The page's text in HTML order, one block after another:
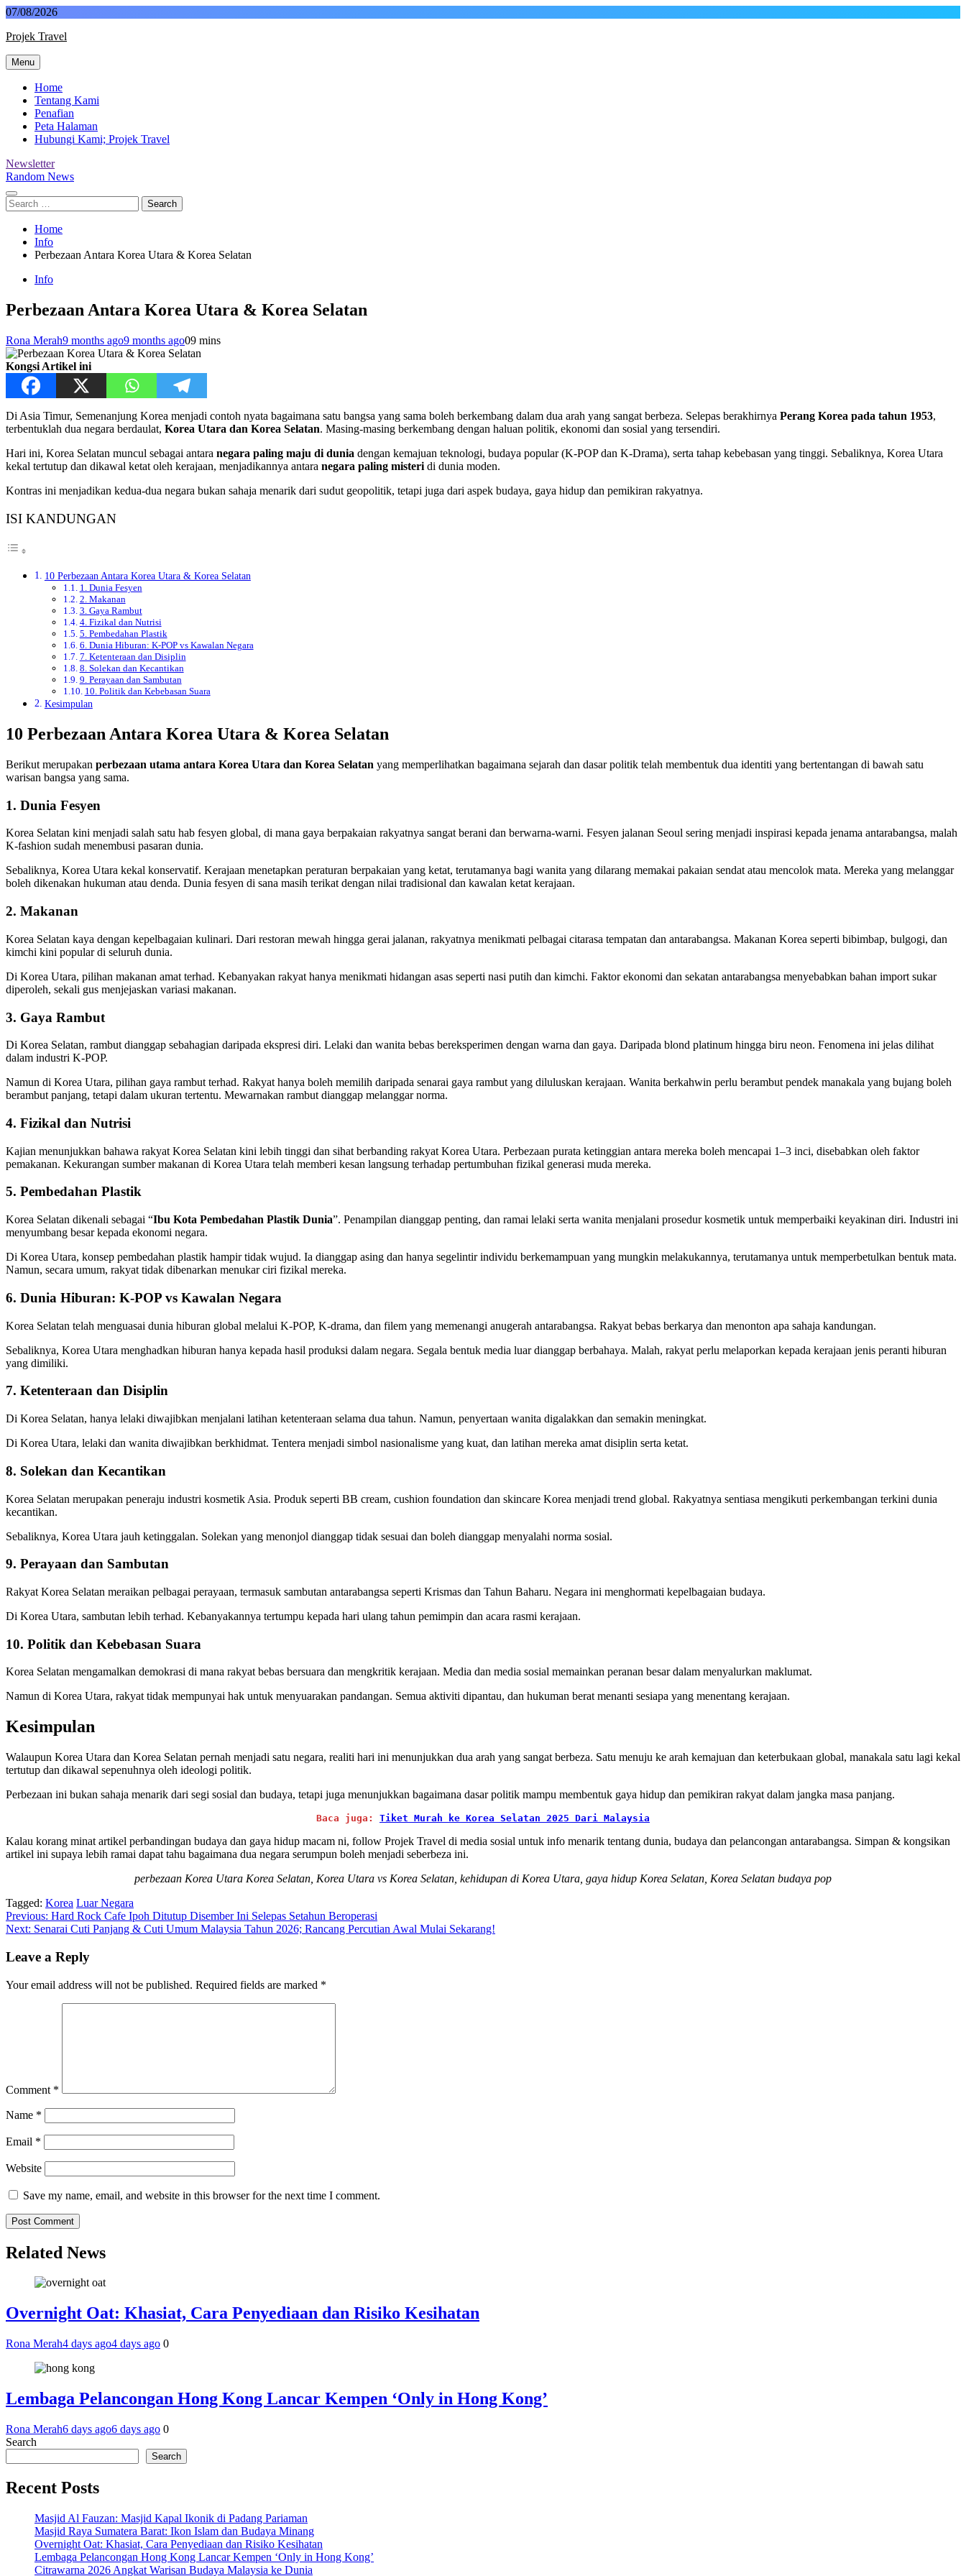
Skip
content
07/08/2026
Projek Travel
Malaysia Travel Portal
Menu
Home
Tentang Kami
Penafian
Peta Halaman
Hubungi Kami; Projek Travel
Newsletter
Random News
Search
for:
Home
Info
Perbezaan Antara Korea Utara & Korea Selatan
Info
Perbezaan Antara Korea Utara & Korea Selatan
Rona Merah9 months ago9 months ago09 mins
Kongsi Artikel ini
Di Asia Timur, Semenanjung Korea menjadi contoh nyata bagaimana satu bangsa yang sama boleh berkembang dalam dua arah yang sangat berbeza. Selepas berakhirnya Perang Korea pada tahun 1953,
terbentuklah dua negara berdaulat, Korea Utara dan Korea Selatan. Masing-masing berkembang dengan haluan politik, ekonomi dan sosial yang tersendiri.
Hari ini, Korea Selatan muncul sebagai antara negara paling maju di dunia dengan kemajuan teknologi, budaya popular (K-POP dan K-Drama), serta tahap kebebasan yang tinggi. Sebaliknya, Korea Utara
kekal tertutup dan dikawal ketat oleh kerajaan, menjadikannya antara negara paling misteri di dunia moden.
Kontras ini menjadikan kedua-dua negara bukan sahaja menarik dari sudut geopolitik, tetapi juga dari aspek budaya, gaya hidup dan pemikiran rakyatnya.
ISI KANDUNGAN
10 Perbezaan Antara Korea Utara & Korea Selatan
1. Dunia Fesyen
2. Makanan
3. Gaya Rambut
4. Fizikal dan Nutrisi
5. Pembedahan Plastik
6. Dunia Hiburan: K-POP vs Kawalan Negara
7. Ketenteraan dan Disiplin
8. Solekan dan Kecantikan
9. Perayaan dan Sambutan
10. Politik dan Kebebasan Suara
Kesimpulan
10 Perbezaan Antara Korea Utara & Korea Selatan
Berikut merupakan perbezaan utama antara Korea Utara dan Korea Selatan yang memperlihatkan bagaimana sejarah dan dasar politik telah membentuk dua identiti yang bertentangan di bawah satu
warisan bangsa yang sama.
1. Dunia Fesyen
Korea Selatan kini menjadi salah satu hab fesyen global, di mana gaya berpakaian rakyatnya sangat berani dan berwarna-warni. Fesyen jalanan Seoul sering menjadi inspirasi kepada jenama antarabangsa, malah
K-fashion sudah menembusi pasaran dunia.
Sebaliknya, Korea Utara kekal konservatif. Kerajaan menetapkan peraturan berpakaian yang ketat, terutamanya bagi wanita yang dilarang memakai pakaian sendat atau mencolok mata. Mereka yang melanggar
boleh dikenakan hukuman atau denda. Dunia fesyen di sana masih terikat dengan nilai tradisional dan kawalan ketat kerajaan.
2. Makanan
Korea Selatan kaya dengan kepelbagaian kulinari. Dari restoran mewah hingga gerai jalanan, rakyatnya menikmati pelbagai citarasa tempatan dan antarabangsa. Makanan Korea seperti bibimbap, bulgogi, dan
kimchi kini popular di seluruh dunia.
Di Korea Utara, pilihan makanan amat terhad. Kebanyakan rakyat hanya menikmati hidangan asas seperti nasi putih dan kimchi. Faktor ekonomi dan sekatan antarabangsa menyebabkan bahan import sukar
diperoleh, sekali gus menjejaskan variasi makanan.
3. Gaya Rambut
Di Korea Selatan, rambut dianggap sebahagian daripada ekspresi diri. Lelaki dan wanita bebas bereksperimen dengan warna dan gaya. Daripada blond platinum hingga biru neon. Fenomena ini jelas dilihat
dalam industri K-POP.
Namun di Korea Utara, pilihan gaya rambut terhad. Rakyat hanya boleh memilih daripada senarai gaya rambut yang diluluskan kerajaan. Wanita berkahwin perlu berambut pendek manakala yang bujang boleh
berambut panjang, tetapi dalam ukuran tertentu. Mewarnakan rambut dianggap melanggar norma.
4. Fizikal dan Nutrisi
Kajian menunjukkan bahawa rakyat Korea Selatan kini lebih tinggi dan sihat berbanding rakyat Korea Utara. Perbezaan purata ketinggian antara mereka boleh mencapai 1–3 inci, disebabkan oleh faktor
pemakanan. Kekurangan sumber makanan di Korea Utara telah memberi kesan langsung terhadap pertumbuhan fizikal generasi muda mereka.
5. Pembedahan Plastik
Korea Selatan dikenali sebagai “Ibu Kota Pembedahan Plastik Dunia”. Penampilan dianggap penting, dan ramai lelaki serta wanita menjalani prosedur kosmetik untuk memperbaiki keyakinan diri. Industri ini
menyumbang besar kepada ekonomi negara.
Di Korea Utara, konsep pembedahan plastik hampir tidak wujud. Ia dianggap asing dan hanya segelintir individu berkemampuan yang mungkin melakukannya, terutamanya untuk memperbetulkan bentuk mata.
Namun, secara umum, rakyat tidak dibenarkan menukar ciri fizikal mereka.
6. Dunia Hiburan: K-POP vs Kawalan Negara
Korea Selatan telah menguasai dunia hiburan global melalui K-POP, K-drama, dan filem yang memenangi anugerah antarabangsa. Rakyat bebas berkarya dan menonton apa sahaja kandungan.
Sebaliknya, Korea Utara menghadkan hiburan hanya kepada hasil produksi dalam negara. Segala bentuk media luar dianggap berbahaya. Malah, rakyat perlu melaporkan kepada kerajaan jenis peranti hiburan
yang dimiliki.
7. Ketenteraan dan Disiplin
Di Korea Selatan, hanya lelaki diwajibkan menjalani latihan ketenteraan selama dua tahun. Namun, penyertaan wanita digalakkan dan semakin meningkat.
Di Korea Utara, lelaki dan wanita diwajibkan berkhidmat. Tentera menjadi simbol nasionalisme yang kuat, dan latihan mereka amat disiplin serta ketat.
8. Solekan dan Kecantikan
Korea Selatan merupakan peneraju industri kosmetik Asia. Produk seperti BB cream, cushion foundation dan skincare Korea menjadi trend global. Rakyatnya sentiasa mengikuti perkembangan terkini dunia
kecantikan.
Sebaliknya, Korea Utara jauh ketinggalan. Solekan yang menonjol dianggap tidak sesuai dan boleh dianggap menyalahi norma sosial.
9. Perayaan dan Sambutan
Rakyat Korea Selatan meraikan pelbagai perayaan, termasuk sambutan antarabangsa seperti Krismas dan Tahun Baharu. Negara ini menghormati kepelbagaian budaya.
Di Korea Utara, sambutan lebih terhad. Kebanyakannya tertumpu kepada hari ulang tahun pemimpin dan acara rasmi kerajaan.
10. Politik dan Kebebasan Suara
Korea Selatan mengamalkan demokrasi di mana rakyat bebas bersuara dan mengkritik kerajaan. Media dan media sosial memainkan peranan besar dalam menyalurkan maklumat.
Namun di Korea Utara, rakyat tidak mempunyai hak untuk menyuarakan pandangan. Semua aktiviti dipantau, dan hukuman berat menanti sesiapa yang menentang kerajaan.
Kesimpulan
Walaupun Korea Utara dan Korea Selatan pernah menjadi satu negara, realiti hari ini menunjukkan dua arah yang sangat berbeza. Satu menuju ke arah kemajuan dan keterbukaan global, manakala satu lagi kekal
tertutup dan dikawal sepenuhnya oleh ideologi politik.
Perbezaan ini bukan sahaja menarik dari segi sosial dan budaya, tetapi juga menunjukkan bagaimana dasar politik mampu membentuk gaya hidup dan pemikiran rakyat dalam jangka masa panjang.
Baca juga: Tiket Murah ke Korea Selatan 2025 Dari Malaysia
Kalau korang minat artikel perbandingan budaya dan gaya hidup macam ni, follow Projek Travel di media sosial untuk info menarik tentang dunia, budaya dan pelancongan antarabangsa. Simpan & kongsikan
artikel ini supaya lebih ramai dapat tahu bagaimana dua negara serumpun boleh menjadi seberbeza ini.
perbezaan Korea Utara Korea Selatan, Korea Utara vs Korea Selatan, kehidupan di Korea Utara, gaya hidup Korea Selatan, Korea Selatan budaya pop
Tagged: Korea Luar Negara
Post
navigation
Previous: Hard Rock Cafe Ipoh Ditutup Disember Ini Selepas Setahun Beroperasi
Next: Senarai Cuti Panjang & Cuti Umum Malaysia Tahun 2026; Rancang Percutian Awal Mulai Sekarang!
Leave a Reply
Your email address will not be published. Required fields are marked *
Comment *
Name *
Email *
Website
Save my name, email, and website in this browser for the next time I comment.
Related News
Overnight Oat: Khasiat, Cara Penyediaan dan Risiko Kesihatan
Rona Merah4 days ago4 days ago 0
Lembaga Pelancongan Hong Kong Lancar Kempen ‘Only in Hong Kong’
Rona Merah6 days ago6 days ago 0
Search
Search
Recent Posts
Masjid Al Fauzan: Masjid Kapal Ikonik di Padang Pariaman
Masjid Raya Sumatera Barat: Ikon Islam dan Budaya Minang
Overnight Oat: Khasiat, Cara Penyediaan dan Risiko Kesihatan
Lembaga Pelancongan Hong Kong Lancar Kempen ‘Only in Hong Kong’
Citrawarna 2026 Angkat Warisan Budaya Malaysia ke Dunia